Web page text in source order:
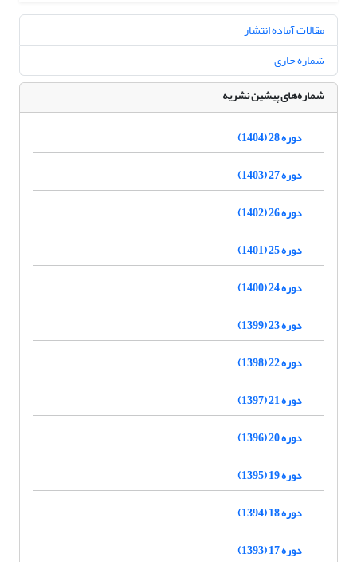
مقالات آماده انتشار
شماره جاری
شماره‌های پیشین نشریه
دوره 28 (1404)
دوره 27 (1403)
دوره 26 (1402)
دوره 25 (1401)
دوره 24 (1400)
دوره 23 (1399)
دوره 22 (1398)
دوره 21 (1397)
دوره 20 (1396)
دوره 19 (1395)
دوره 18 (1394)
دوره 17 (1393)